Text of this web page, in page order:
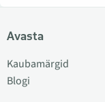
Avasta
Kaubamärgid
Blogi